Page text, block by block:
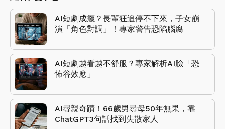
AI短劇成癮？長輩狂追停不下來，子女崩
潰「角色對調」！專家警告恐陷腦腐
AI短劇越看越不舒服？專家解析AI臉「恐
怖谷效應」
AI尋親奇蹟！66歲男尋母50年無果，靠
ChatGPT3句話找到失散家人